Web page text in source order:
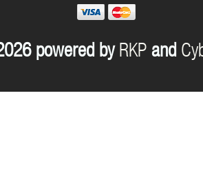
powered by RKP and